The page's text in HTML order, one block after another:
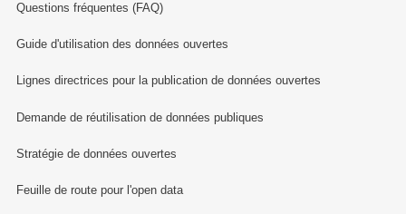
Questions fréquentes (FAQ)
Guide d'utilisation des données ouvertes
Lignes directrices pour la publication de données ouvertes
Demande de réutilisation de données publiques
Stratégie de données ouvertes
Feuille de route pour l'open data